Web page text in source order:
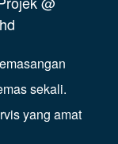
sekali.
yang amat